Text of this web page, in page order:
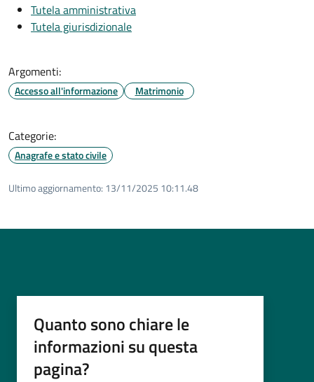
Tutela amministrativa
Tutela giurisdizionale
Argomenti:
Accesso all'informazione Matrimonio
Categorie:
Anagrafe e stato civile
Ultimo aggiornamento: 13/11/2025 10:11.48
Quanto sono chiare le
informazioni su questa
pagina?